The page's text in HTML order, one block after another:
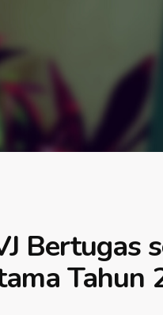
Bertugas
Tahun